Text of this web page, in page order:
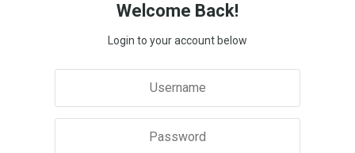
Welcome Back!
Login to your account below